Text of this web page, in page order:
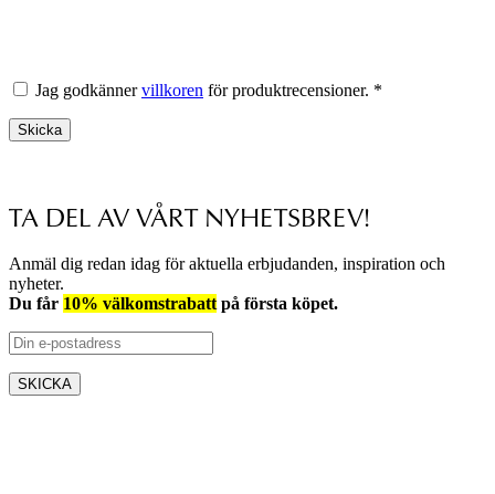
Jag godkännervillkoren för produktrecensioner. *
Skicka
TA DEL AV VÅRT NYHETSBREV!
Anmäl dig redan idag för aktuella erbjudanden, inspiration och
nyheter.
Du får 10% välkomstrabatt på första köpet.